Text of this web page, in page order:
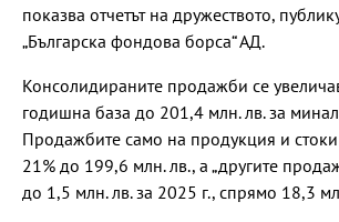
показва отчетът на дружеството,
„Българска фондова борса“ АД.
Консолидираните продажби се
годишна база до 201,4 млн. лв. за
Продажбите само на продукция и стоки
21% до 199,6 млн. лв., а „другите
до 1,5 млн. лв. за 2025 г., спрямо 18,3